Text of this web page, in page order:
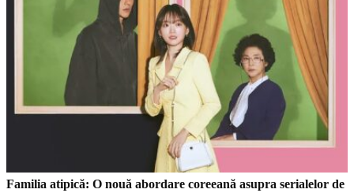
Familia atipică: O nouă abordare coreeană asupra serialelor de